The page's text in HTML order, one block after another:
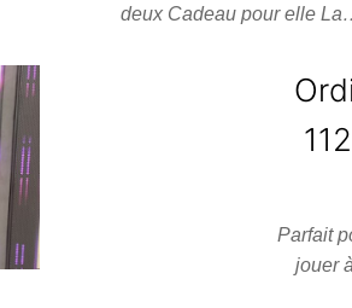
deux Cadeau pour elle
Parfait
jouer